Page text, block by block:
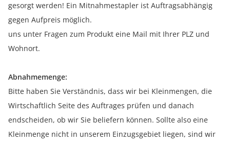
gesorgt werden! Ein Mitnahmestapler ist Auftragsabhängig
gegen Aufpreis möglich.
uns unter Fragen zum Produkt eine Mail mit Ihrer PLZ und
Wohnort.
Abnahmemenge:
Bitte haben Sie Verständnis, dass wir bei Kleinmengen, die
Wirtschaftlich Seite des Auftrages prüfen und danach
endscheiden, ob wir Sie beliefern können. Sollte also eine
Kleinmenge nicht in unserem Einzugsgebiet liegen, sind wir